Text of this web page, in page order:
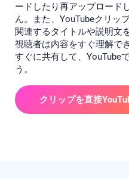
ードしたり再アップロード
ん。また、YouTubeクリッ
関連するタイトルや説明文
視聴者は内容をすぐ理解で
すぐに共有して、YouTube
う。
クリップを直接